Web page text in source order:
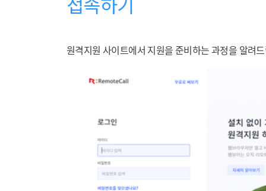
원격지원 사이트에서 지원을 준비하는 과정을 알려